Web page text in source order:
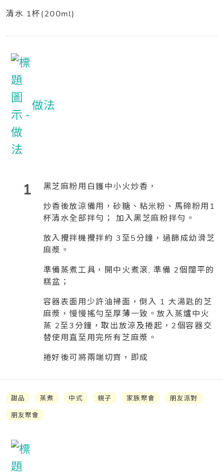
清水 1杯(200ml)
做法
1
黑芝麻粉用白鑊中小火炒香，
炒香後放涼備用，砂糖、粘米粉、馬碲粉用1
杯清水全部拌勻； 加入黑芝麻粉拌勻。
放入攪拌機攪拌約 3至5分鐘，過篩成幼滑芝
麻漿。
準備蒸煮工具，開中火煮滾, 準備 2個闊平的
糕盆；
容器表面用少許油掃面，倒入 1 大湯匙的芝
麻漿，慢慢搖勻至厚薄一致。放入蒸爐中火
蒸 2至3分鐘，取出放涼及捲起，2個容器交
替使用直至用完所有芝麻漿。
捲好後可將兩端切齊，即成
甜品 蒸煮 中式 親子 家族聚會
朋友派對
朋友聚會